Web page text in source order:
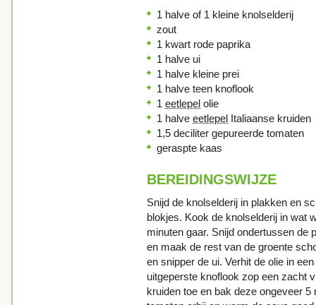
1 halve of 1 kleine knolselderij
zout
1 kwart rode paprika
1 halve ui
1 halve kleine prei
1 halve teen knoflook
1 eetlepel olie
1 halve eetlepel Italiaanse kruiden
1,5 deciliter gepureerde tomaten
geraspte kaas
BEREIDINGSWIJZE
Snijd de knolselderij in plakken en
blokjes. Kook de knolselderij in wat
minuten gaar. Snijd ondertussen de
en maak de rest van de groente
en snipper de ui. Verhit de olie in
uitgeperste knoflook zop een zacht
kruiden toe en bak deze ongeveer